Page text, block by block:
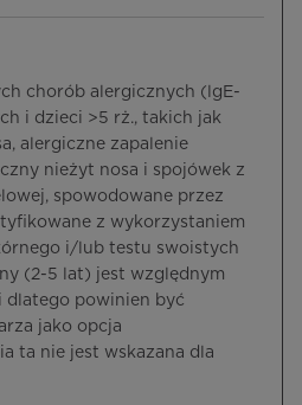
chorób alergicznych (lgE-
i dzieci >5 rż., takich jak
alergiczne zapalenie
nieżyt nosa i spojówek z
spowodowane przez
z wykorzystaniem
i/lub testu swoistych
(2-5 lat) jest względnym
dlatego powinien być
jako opcja
ta nie jest wskazana dla